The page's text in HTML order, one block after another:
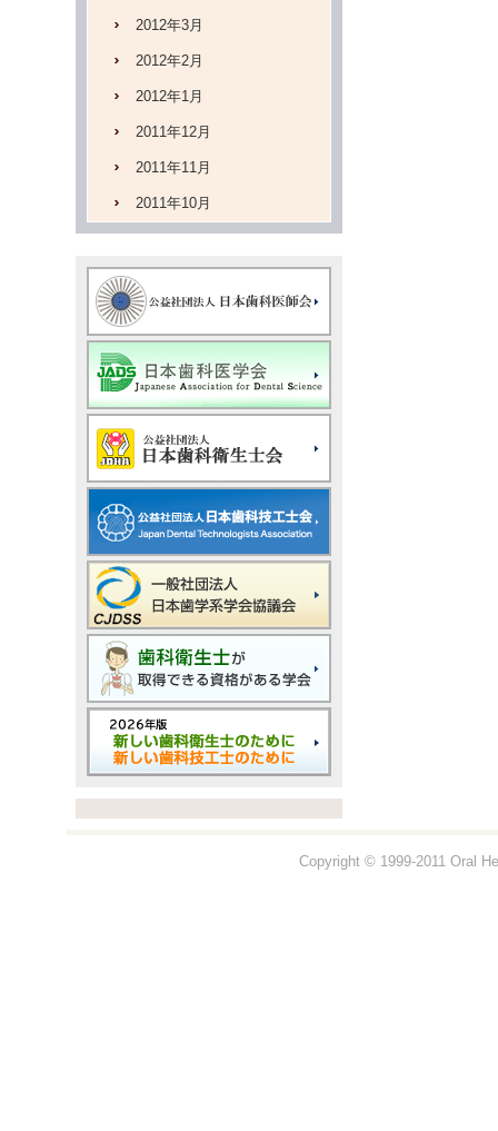
2012年3月
2012年2月
2012年1月
2011年12月
2011年11月
2011年10月
Copyright © 1999-2011 Oral